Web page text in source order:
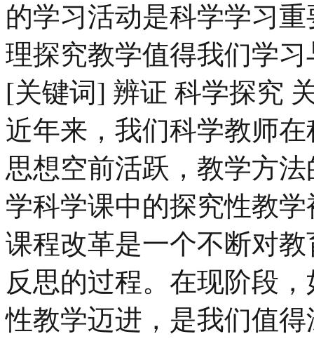
的学习活动是科学学习
理探究教学值得我们学
[关键词] 辨证 科学探究
近年来，我们科学教师
思想空前活跃，教学方
学科学课中的探究性教
课程改革是一个不断对
反思的过程。在现阶段
性教学迈进，是我们值